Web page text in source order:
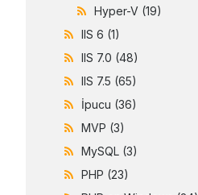
Hyper-V (19)
IIS 6 (1)
IIS 7.0 (48)
IIS 7.5 (65)
İpucu (36)
MVP (3)
MySQL (3)
PHP (23)